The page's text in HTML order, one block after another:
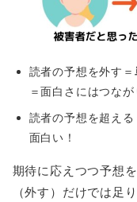
読者の予想を外す＝
＝面白さにはつな
読者の予想を超える
面白い！
期待に応えつつ予想
（外す）だけでは足